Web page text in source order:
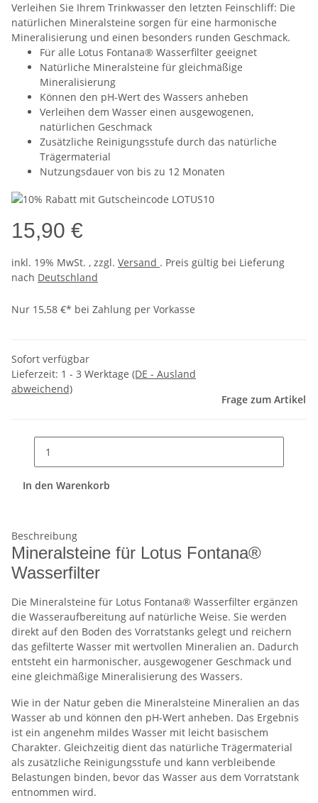
Verleihen Sie Ihrem Trinkwasser den letzten Feinschliff: Die
natürlichen Mineralsteine sorgen für eine harmonische
Mineralisierung und einen besonders runden Geschmack.
Für alle Lotus Fontana® Wasserfilter geeignet
Natürliche Mineralsteine für gleichmäßige
Mineralisierung
Können den pH-Wert des Wassers anheben
Verleihen dem Wasser einen ausgewogenen,
natürlichen Geschmack
Zusätzliche Reinigungsstufe durch das natürliche
Trägermaterial
Nutzungsdauer von bis zu 12 Monaten
15,90 €
inkl. 19% MwSt. , zzgl. Versand . Preis gültig bei Lieferung
nach Deutschland
Nur 15,58 €* bei Zahlung per Vorkasse
Sofort verfügbar
Lieferzeit: 1 - 3 Werktage (DE - Ausland
abweichend)
Frage zum Artikel
In den Warenkorb
Beschreibung
Mineralsteine für Lotus Fontana®
Wasserfilter
Die Mineralsteine für Lotus Fontana® Wasserfilter ergänzen
die Wasseraufbereitung auf natürliche Weise. Sie werden
direkt auf den Boden des Vorratstanks gelegt und reichern
das gefilterte Wasser mit wertvollen Mineralien an. Dadurch
entsteht ein harmonischer, ausgewogener Geschmack und
eine gleichmäßige Mineralisierung des Wassers.
Wie in der Natur geben die Mineralsteine Mineralien an das
Wasser ab und können den pH-Wert anheben. Das Ergebnis
ist ein angenehm mildes Wasser mit leicht basischem
Charakter. Gleichzeitig dient das natürliche Trägermaterial
als zusätzliche Reinigungsstufe und kann verbleibende
Belastungen binden, bevor das Wasser aus dem Vorratstank
entnommen wird.